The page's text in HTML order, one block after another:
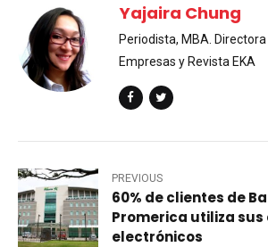
Yajaira Chung
Periodista, MBA.
Empresas y Revista EKA
PREVIOUS
60% de clientes de
Promerica utiliza sus
electrónicos